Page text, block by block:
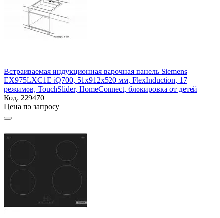
Встраиваемая индукционная варочная панель Siemens
EX975LXC1E iQ700, 51x912x520 мм, FlexInduction, 17
режимов, TouchSlider, HomeConnect, блокировка от детей
Код: 229470
Цена по запросу